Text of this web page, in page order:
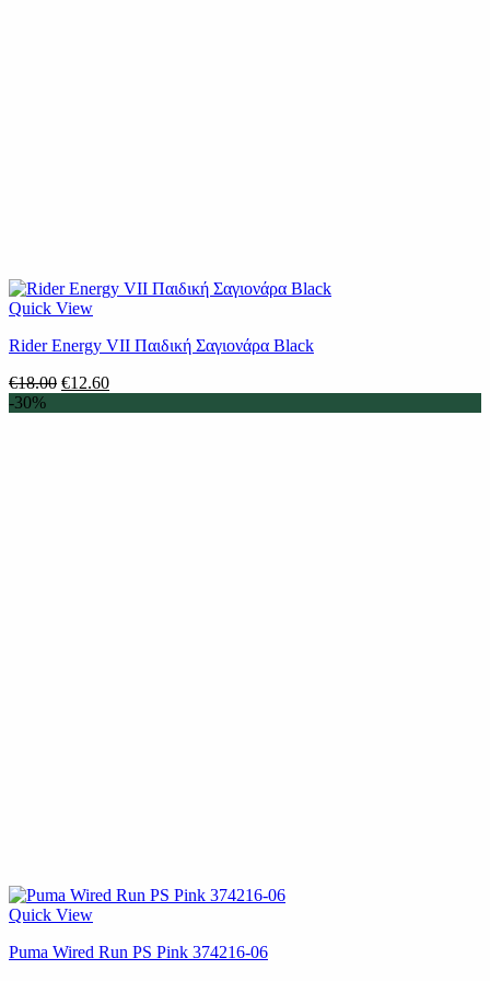
Quick View
Rider Energy VII Παιδική Σαγιονάρα Black
€18.00 Original
€12.60Η
-30%
Quick View
Puma Wired Run PS Pink 374216-06